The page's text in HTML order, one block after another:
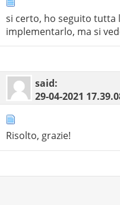
si certo, ho seguito tutta
implementarlo, ma si
said:
29-04-2021
Risolto, grazie!